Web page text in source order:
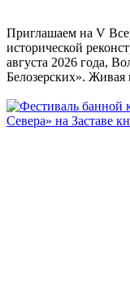
Приглашаем на V
исторической
августа 2026 года,
Белозерских». Живая